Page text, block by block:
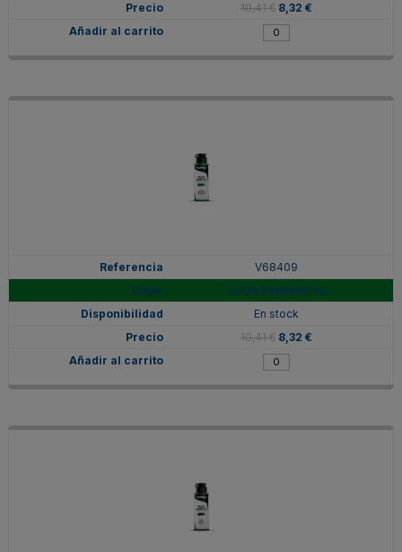
10,41 € 8,32 €
V68409
Verde Permanente
En stock
10,41 € 8,32 €